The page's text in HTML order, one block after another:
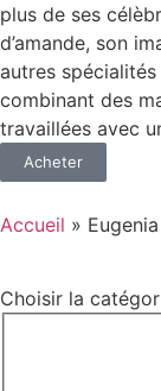
plus de ses
d’amande, son
autres
combinant des
travaillées avec
Acheter
Accueil »
Choisir la